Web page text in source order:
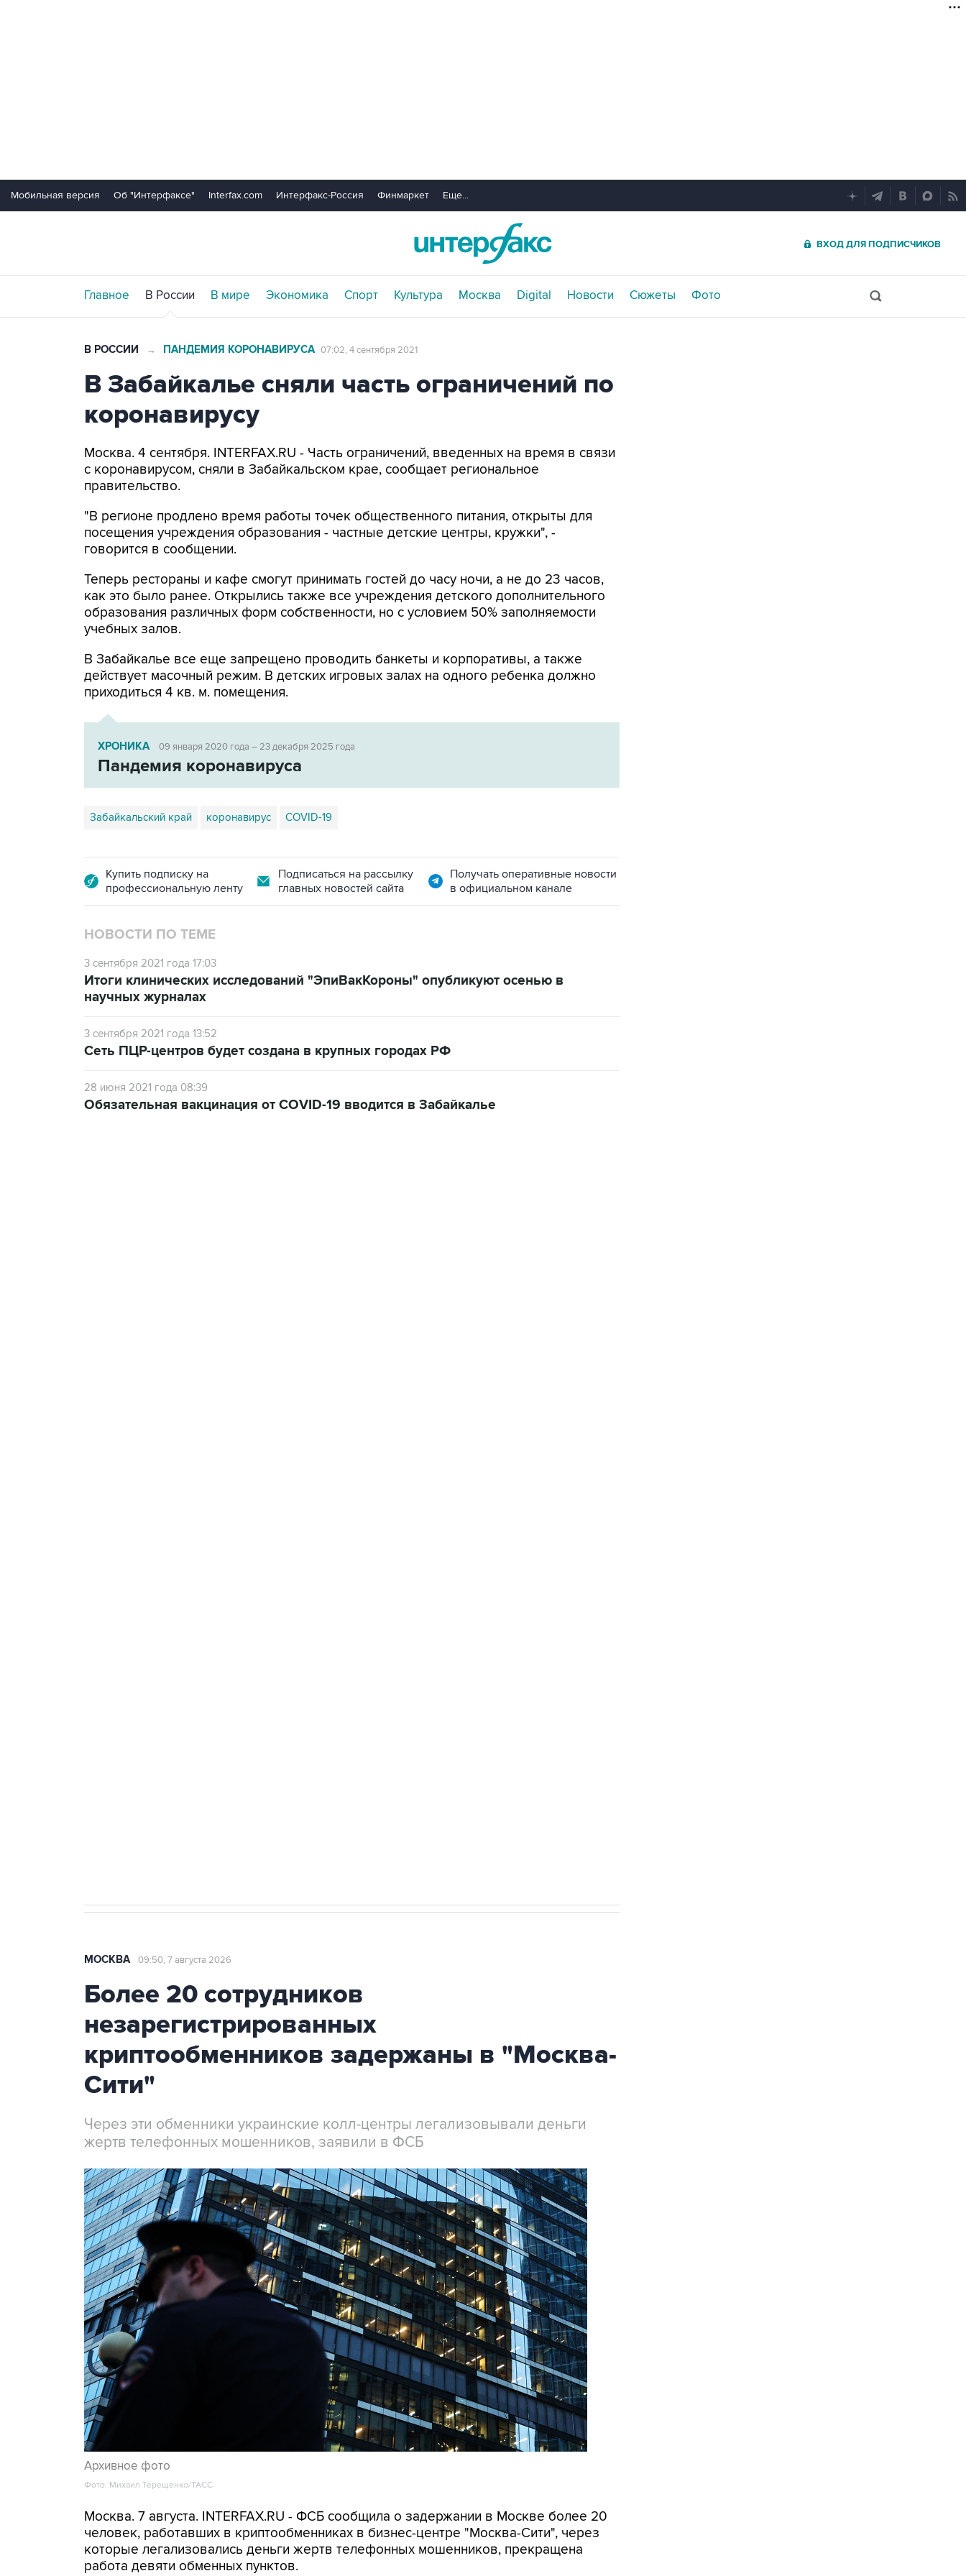
Мобильная версия Об "Интерфаксе" Interfax.com Интерфакс-Россия Финмаркет Еще...
ВХОД ДЛЯ ПОДПИСЧИКОВ
Главное В России В мире Экономика Спорт Культура Москва Digital Новости Сюжеты Фото
В РОССИИ → ПАНДЕМИЯ КОРОНАВИРУСА 07:02, 4 сентября 2021
В Забайкалье сняли часть ограничений по
коронавирусу
Москва. 4 сентября. INTERFAX.RU - Часть ограничений, введенных на время в связи
с коронавирусом, сняли в Забайкальском крае, сообщает региональное
правительство.
"В регионе продлено время работы точек общественного питания, открыты для
посещения учреждения образования - частные детские центры, кружки", -
говорится в сообщении.
Теперь рестораны и кафе смогут принимать гостей до часу ночи, а не до 23 часов,
как это было ранее. Открылись также все учреждения детского дополнительного
образования различных форм собственности, но с условием 50% заполняемости
учебных залов.
В Забайкалье все еще запрещено проводить банкеты и корпоративы, а также
действует масочный режим. В детских игровых залах на одного ребенка должно
приходиться 4 кв. м. помещения.
ХРОНИКА 09 января 2020 года – 23 декабря 2025 года
Пандемия коронавируса
Забайкальский край коронавирус COVID-19
Купить подписку на
профессиональную ленту
Подписаться на рассылку
главных новостей сайта
Получать оперативные новости
в официальном канале
НОВОСТИ ПО ТЕМЕ
3 сентября 2021 года 17:03
Итоги клинических исследований "ЭпиВакКороны" опубликуют осенью в
научных журналах
3 сентября 2021 года 13:52
Сеть ПЦР-центров будет создана в крупных городах РФ
28 июня 2021 года 08:39
Обязательная вакцинация от COVID-19 вводится в Забайкалье
МОСКВА 09:50, 7 августа 2026
Более 20 сотрудников
незарегистрированных
криптообменников задержаны в "Москва-
Сити"
Через эти обменники украинские колл-центры легализовывали деньги
жертв телефонных мошенников, заявили в ФСБ
Архивное фото
Фото: Михаил Терещенко/ТАСС
Москва. 7 августа. INTERFAX.RU - ФСБ сообщила о задержании в Москве более 20
человек, работавших в криптообменниках в бизнес-центре "Москва-Сити", через
которые легализовались деньги жертв телефонных мошенников, прекращена
работа девяти обменных пунктов.